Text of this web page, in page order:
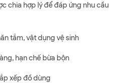
chia hợp lý để đáp ứng nhu cầu
tắm, vật dụng vệ sinh
hạn chế bừa bộn
xếp đồ dùng